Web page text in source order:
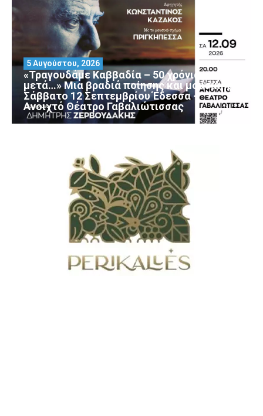
«Τραγουδάμε Καββαδία – 50 χρόνια
μετά…» Μια βραδιά ποίησης και μουσικής
Σάββατο 12 Σεπτεμβρίου Έδεσσα –
Ανοιχτό Θέατρο Γαβαλιώτισσας
5 Αυγούστου, 2026